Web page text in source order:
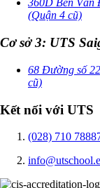
360D Bến Vân
(Quận 4 cũ)
Cơ sở 3: UTS
68 Đường số
cũ)
Kết nối với UTS
(028) 710